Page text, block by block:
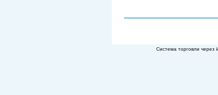
Система торговли